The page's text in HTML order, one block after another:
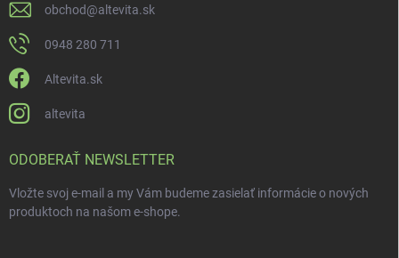
obchod@altevita.sk
0948 280 711
Altevita.sk
altevita
ODOBERAŤ NEWSLETTER
Vložte svoj e-mail a my Vám budeme zasielať informácie o nových
produktoch na našom e-shope.